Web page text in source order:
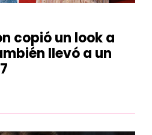
copió un look a
llevó a un